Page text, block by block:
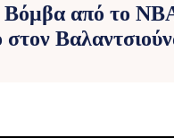
Βόμβα από το